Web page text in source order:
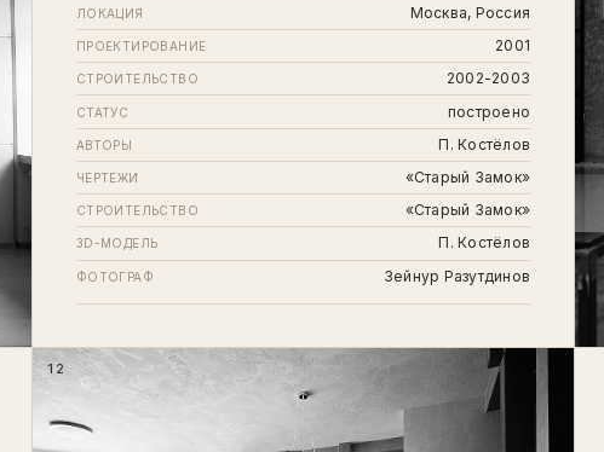
ЛОКАЦИЯ Москва, Россия
ПРОЕКТИРОВАНИЕ 2001
СТРОИТЕЛЬСТВО 2002-2003
СТАТУС построено
АВТОРЫ П. Костёлов
ЧЕРТЕЖИ «Старый Замок»
СТРОИТЕЛЬСТВО «Старый Замок»
3D-МОДЕЛЬ П. Костёлов
ФОТОГРАФ Зейнур Разутдинов
12